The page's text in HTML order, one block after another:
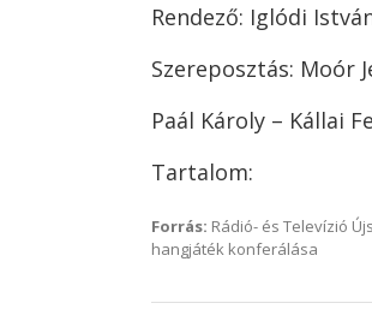
Rendező: Iglódi
Szereposztás: Moór
Paál Károly – Kállai
Tartalom:
Forrás: Rádió- és Televízió
hangjáték konferálása